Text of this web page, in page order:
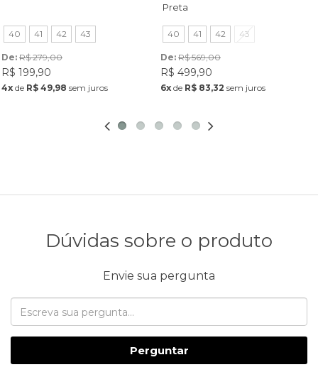
40 41 42 43
De: R$ 279,00
R$ 199,90
4x de R$ 49,98 sem juros
Preta
40 41 42 43
De: R$ 569,00
R$ 499,90
6x de R$ 83,32 sem juros
Dúvidas sobre o produto
Envie sua pergunta
Perguntar